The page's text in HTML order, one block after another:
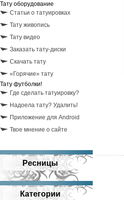
Тату оборудование
Статьи о татуировках
Тату живопись
Тату видео
Заказать тату-диски
Скачать тату
«Горячие» тату
Тату футболки!
Где сделать татуировку?
Надоела тату? Удалить!
Приложение для Android
Твое мнение о сайте
Ресницы
Категории